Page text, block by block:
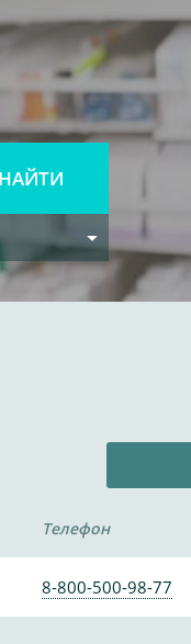
Телефон
8-800-500-98-77